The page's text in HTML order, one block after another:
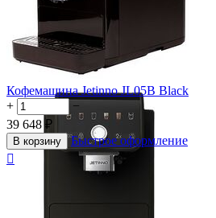
Кофемашина Jetinno JL05B Black
+
−
39 648 ₽
В корзину
Быстрое оформление
